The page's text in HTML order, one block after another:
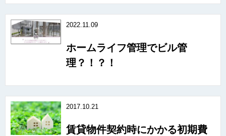
2022.11.09
ホームライフ管理でビル管
理？！？！
2017.10.21
賃貸物件契約時にかかる初期費